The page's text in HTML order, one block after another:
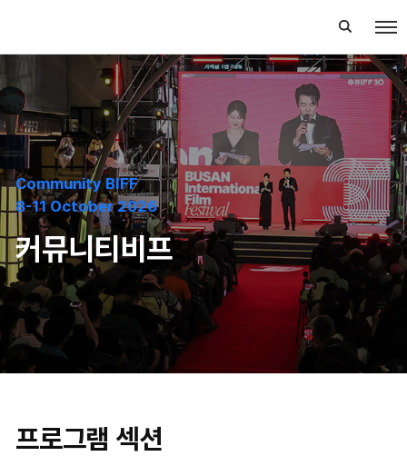
Community BIFF
8-11 October 2026
커뮤니티비프
프로그램 섹션